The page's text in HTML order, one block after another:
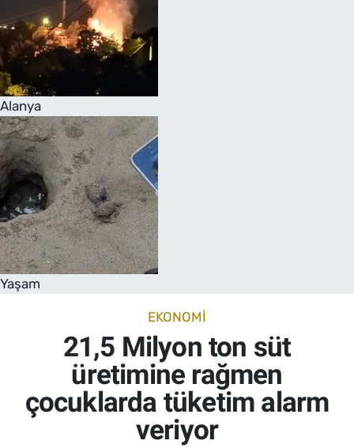
Alanya
Yaşam
EKONOMI
21,5 Milyon ton süt
üretimine rağmen
çocuklarda tüketim alarm
veriyor